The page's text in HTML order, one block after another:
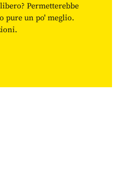
Permetterebbe
pure un po' meglio.